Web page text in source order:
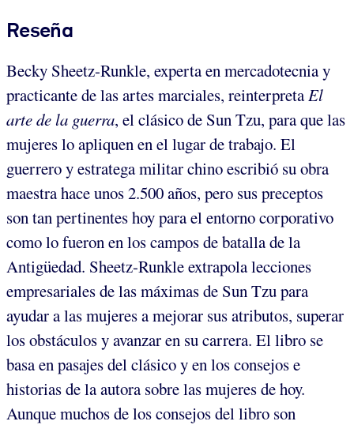
Reseña
Becky Sheetz-Runkle, experta en mercadotecnia y
practicante de las artes marciales, reinterpretaEl
arte de la guerra, el clásico de Sun Tzu, para que las
mujeres lo apliquen en el lugar de trabajo. El
guerrero y estratega militar chino escribió su obra
maestra hace unos 2.500 años, pero sus preceptos
son tan pertinentes hoy para el entorno corporativo
como lo fueron en los campos de batalla de la
Antigüedad. Sheetz-Runkle extrapola lecciones
empresariales de las máximas de Sun Tzu para
ayudar a las mujeres a mejorar sus atributos, superar
los obstáculos y avanzar en su carrera. El libro se
basa en pasajes del clásico y en los consejos e
historias de la autora sobre las mujeres de hoy.
Aunque muchos de los consejos del libro son